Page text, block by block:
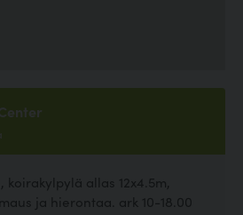
allas 12x4.5m,
ja hierontaa. ark 10-18.00